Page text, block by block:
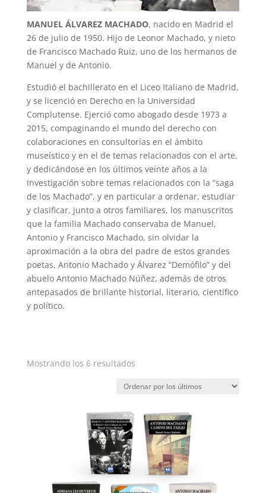
MANUEL ÁLVAREZ MACHADO, nacido en Madrid el
26 de julio de 1950. Hijo de Leonor Machado, y nieto
de Francisco Machado Ruiz, uno de los hermanos de
Manuel y de Antonio.
Estudió el bachillerato en el Liceo Italiano de Madrid,
y se licenció en Derecho en la Universidad
Complutense. Ejerció como abogado desde 1973 a
2015, compaginando el mundo del derecho con
colaboraciones en consultorías en el ámbito
museístico y en el de temas relacionados con el arte,
y dedicándose en los últimos veinte años a la
investigación sobre temas relacionados con la “saga
de los Machado”, y en particular a ordenar, estudiar
y clasificar, junto a otros familiares, los manuscritos
que la familia Machado conservaba de Manuel,
Antonio y Francisco Machado, sin olvidar la
aproximación a la obra del padre de estos grandes
poetas, Antonio Machado y Álvarez “Demófilo” y del
abuelo Antonio Machado Núñez, además de otros
antepasados de brillante historial, literario, científico
y político.
Mostrando los 6 resultadosOrdenado
los